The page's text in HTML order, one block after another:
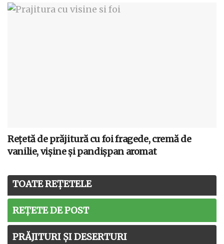
Rețetă de prăjitură cu foi fragede, cremă de
vanilie, vișine și pandișpan aromat
TOATE REȚETELE
REȚETE DE POST
PRĂJITURI ȘI DESERTURI